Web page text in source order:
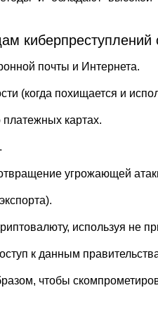
киберпреступлений
почты и Интернета.
(когда похищается и
картах.
угрожающей
используя не
к данным
чтобы